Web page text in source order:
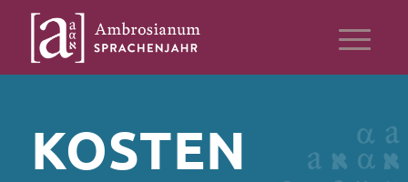
KOSTEN